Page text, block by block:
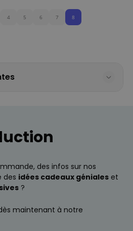
4 5 6 7 8
des infos sur nos
des idées cadeaux géniales et
?
maintenant à notre